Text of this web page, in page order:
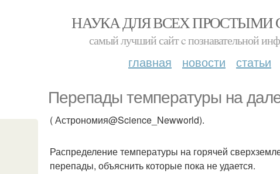
НАУКА ДЛЯ ВСЕХ ПРОСТЫМИ
самый лучший сайт c познавательной
главная новости статьи
Перепады температуры на
( Астрономия@Science_Newworld).
Распределение температуры на горячей
перепады, объяснить которые пока не удается.